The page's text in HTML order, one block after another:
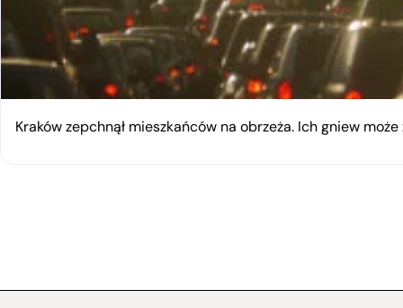
Kraków zepchnął mieszkańców na obrzeża. Ich gniew